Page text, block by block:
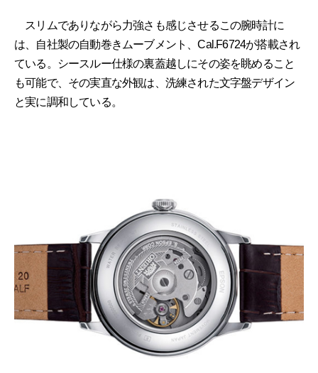
スリムでありながら力強さも感じさせるこの腕時計に
は、自社製の自動巻きムーブメント、Cal.F6724が搭載され
ている。シースルー仕様の裏蓋越しにその姿を眺めること
も可能で、その実直な外観は、洗練された文字盤デザイン
と実に調和している。